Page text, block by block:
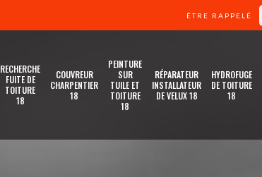
ÊTRE RAPPELÉ
RECHERCHE
FUITE DE
TOITURE
18
COUVREUR
CHARPENTIER
18
PEINTURE
SUR
TUILE ET
TOITURE
18
RÉPARATEUR
INSTALLATEUR
DE VELUX 18
HYDROFUGE
DE TOITURE
18